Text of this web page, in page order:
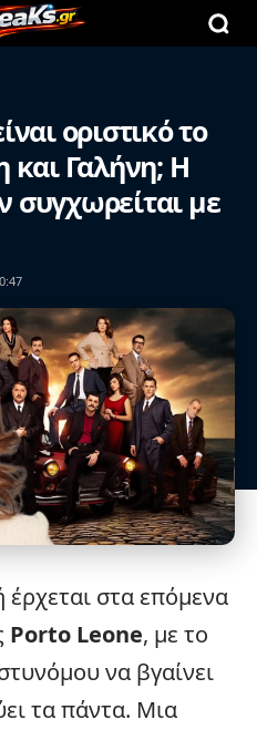
οριστικό το
και Γαλήνη; Η
συγχωρείται με
στα επόμενα
Porto Leone, με το
να βγαίνει
τα πάντα. Μια